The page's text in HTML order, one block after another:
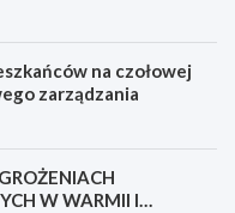
na czołowej
zarządzania
W WARMII I